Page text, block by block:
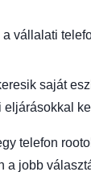
vállalati
saját
telefon
a jobb